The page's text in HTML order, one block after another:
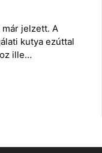
jelzett. A
kutya ezúttal
ille…